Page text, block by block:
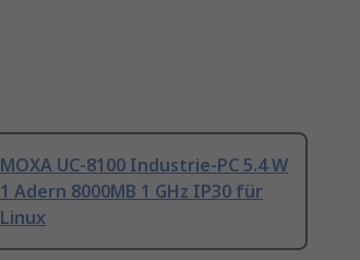
MOXA UC-8100 Industrie-PC 5.4 W
1 Adern 8000MB 1 GHz IP30 für
Linux